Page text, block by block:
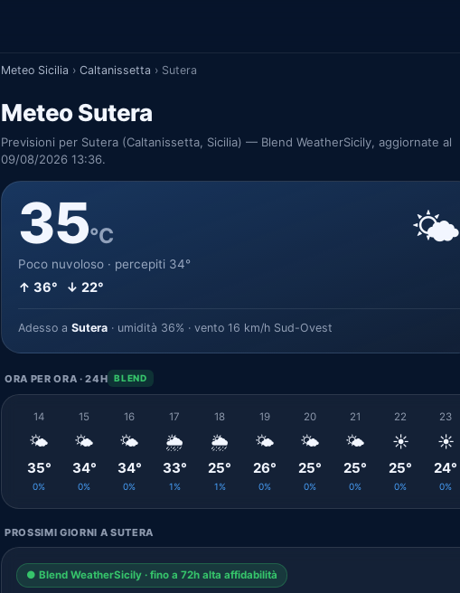
Meteo Sicilia › Caltanissetta › Sutera
Meteo Sutera
Previsioni per Sutera (Caltanissetta, Sicilia) — Blend WeatherSicily, aggiornate al
09/08/2026 13:36.
35°C
Poco nuvoloso · percepiti 34°
↑ 36° ↓ 22°
🌤️
Adesso a Sutera · umidità 36% · vento 16 km/h Sud-Ovest
ORA PER ORA · 24H BLEND
14
🌤️
35°
0%
15
🌤️
34°
0%
16
🌤️
34°
0%
17
🌦️
33°
1%
18
🌦️
25°
1%
19
🌤️
26°
0%
20
🌤️
25°
0%
21
🌤️
25°
0%
22
☀️
25°
0%
23
☀️
24°
0%
PROSSIMI GIORNI A SUTERA
● Blend WeatherSicily · fino a 72h alta affidabilità